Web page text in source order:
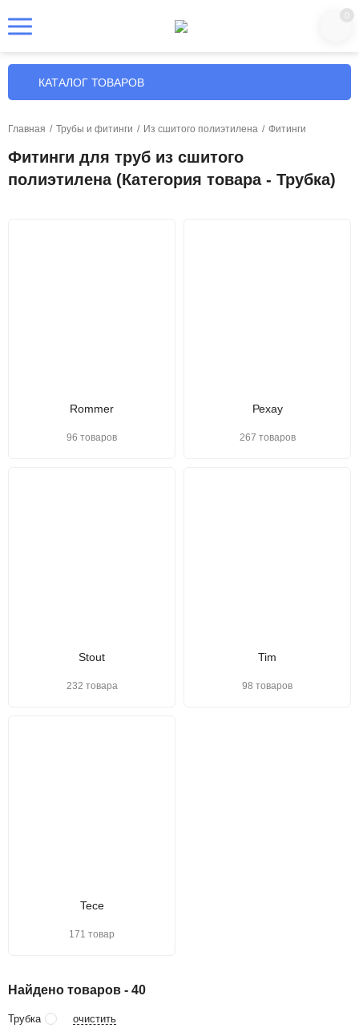
0
КАТАЛОГ ТОВАРОВ
Главная / Трубы и фитинги / Из сшитого полиэтилена / Фитинги
Фитинги для труб из сшитого
полиэтилена (Категория товара - Трубка)
Rommer
96 товаров
Рехау
267 товаров
Stout
232 товара
Tim
98 товаров
Tece
171 товар
Найдено товаров - 40
Трубка очистить